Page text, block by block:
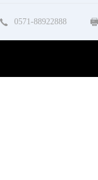
0571-88922888